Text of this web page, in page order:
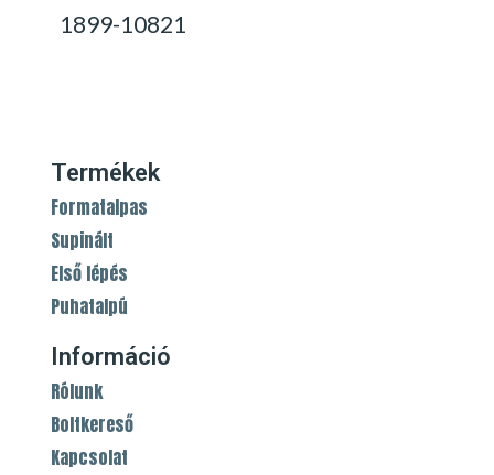
1899-10821
Termékek
Formatalpas
Supinált
Első lépés
Puhatalpú
Információ
Rólunk
Boltkereső
Kapcsolat